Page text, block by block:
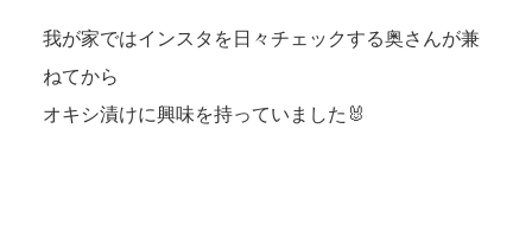
我が家ではインスタを日々チェックする奥さんが兼
ねてから
オキシ漬けに興味を持っていました🐰